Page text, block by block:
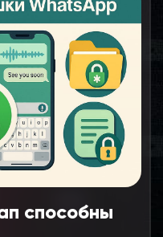
способны